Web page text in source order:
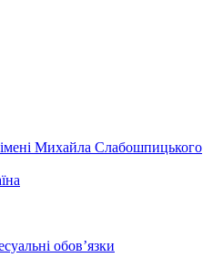
імені Михайла Слабошпицького
обов’язки